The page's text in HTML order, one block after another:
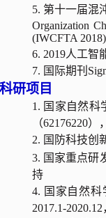
5. 第十一届混
Organization
(IWCFTA
6. 2019人工智
7. 国际期刊
科研项目
1. 国家自然科
（62176220
2. 国防科技创
3. 国家重点研
持
4. 国家自然科
2017.1-